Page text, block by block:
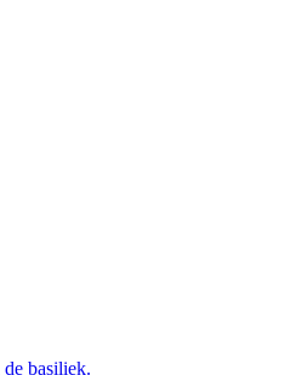
basiliek.